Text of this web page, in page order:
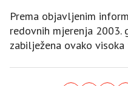
Prema objavljenim
redovnih mjerenja 2003.
zabilježena ovako